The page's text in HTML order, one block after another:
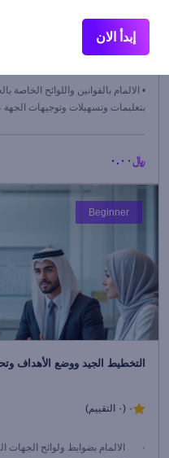
• الالمام بالقوانين واللوائح الخاصة
بتعليمات وتسهيلات وتوجيهات الجهة
﷼٠.٠٠
Beginner
التخطيط الجيد ووضع الأهداف
٠ (٠ التقييم)
· الالمام بضوابط ولوائح الجهات
إبدأ الان